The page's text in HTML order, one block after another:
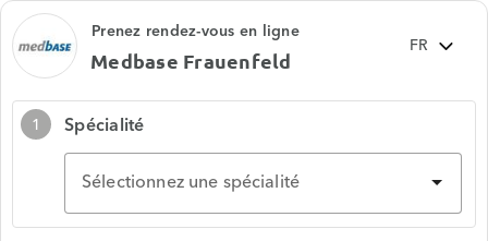
Prenez rendez-vous en ligne
Medbase Frauenfeld
1
Spécialité
Sélectionnez une spécialité